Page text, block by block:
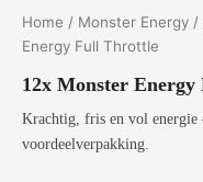
Home / Monster Energy /
Energy Full Throttle
12x Monster
Krachtig, fris en vol energie
voordeelverpakking.